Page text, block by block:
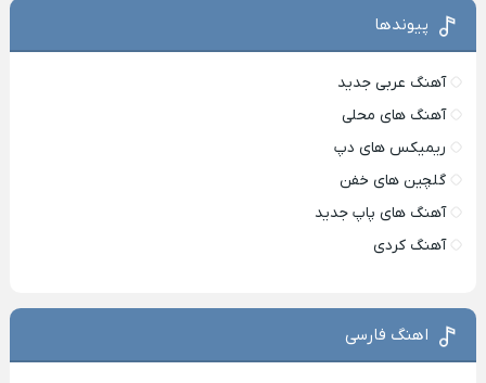
پیوندها
آهنگ عربی جدید
آهنگ های محلی
ریمیکس های دپ
گلچین های خفن
آهنگ های پاپ جدید
آهنگ کردی
اهنگ فارسی